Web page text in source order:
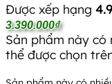
Được xếp hạng
3.390.000₫
Sản phẩm này có
thể được chọn